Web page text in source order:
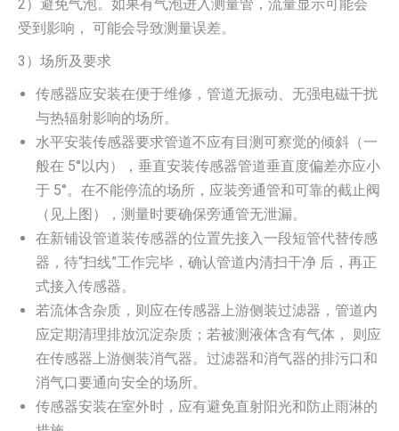
2）避免气泡。如果有气泡进入测量管，流量显示可能会
受到影响， 可能会导致测量误差。
3）场所及要求
传感器应安装在便于维修，管道无振动、无强电磁干扰
与热辐射影响的场所。
水平安装传感器要求管道不应有目测可察觉的倾斜（一
般在 5°以内），垂直安装传感器管道垂直度偏差亦应小
于 5°。在不能停流的场所，应装旁通管和可靠的截止阀
（见上图），测量时要确保旁通管无泄漏。
在新铺设管道装传感器的位置先接入一段短管代替传感
器，待“扫线”工作完毕，确认管道内清扫干净 后，再正
式接入传感器。
若流体含杂质，则应在传感器上游侧装过滤器，管道内
应定期清理排放沉淀杂质；若被测液体含有气体， 则应
在传感器上游侧装消气器。过滤器和消气器的排污口和
消气口要通向安全的场所。
传感器安装在室外时，应有避免直射阳光和防止雨淋的